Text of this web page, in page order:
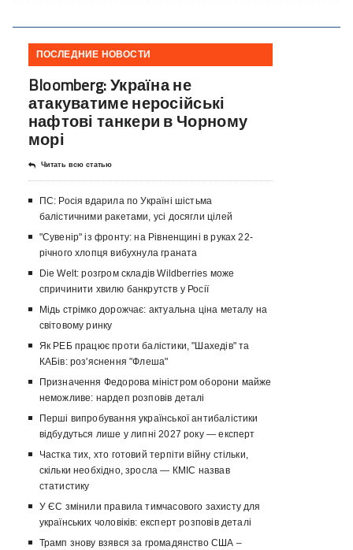
ПОСЛЕДНИЕ НОВОСТИ
Bloomberg: Україна не
атакуватиме неросійські
нафтові танкери в Чорному
морі
Читать всю статью
ПС: Росія вдарила по Україні шістьма
балістичними ракетами, усі досягли цілей
"Сувенір" із фронту: на Рівненщині в руках 22-
річного хлопця вибухнула граната
Die Welt: розгром складів Wildberries може
спричинити хвилю банкрутств у Росії
Мідь стрімко дорожчає: актуальна ціна металу на
світовому ринку
Як РЕБ працює проти балістики, "Шахедів" та
КАБів: роз'яснення "Флеша"
Призначення Федорова міністром оборони майже
неможливе: нардеп розповів деталі
Перші випробування української антибалістики
відбудуться лише у липні 2027 року — експерт
Частка тих, хто готовий терпіти війну стільки,
скільки необхідно, зросла — КМІС назвав
статистику
У ЄС змінили правила тимчасового захисту для
українських чоловіків: експерт розповів деталі
Трамп знову взявся за громадянство США –